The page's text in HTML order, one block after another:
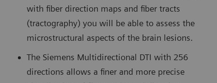
with fiber direction maps and fiber tracts
(tractography) you will be able to assess the
microstructural aspects of the brain lesions.
The Siemens Multidirectional DTI with 256
directions allows a finer and more precise